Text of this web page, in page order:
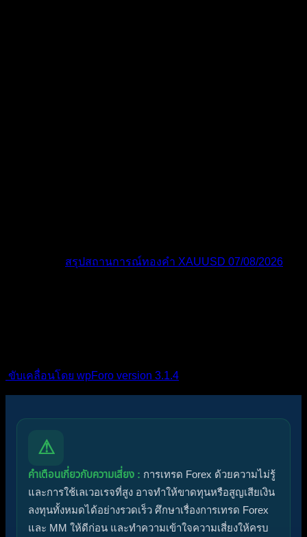
สรุปสถานการณ์ทองคำ XAUUSD 07/08/2026
ขับเคลื่อนโดย wpForo version 3.1.4
⚠
คำเตือนเกี่ยวกับความเสี่ยง : การเทรด Forex ด้วยความไม่รู้
และการใช้เลเวอเรจที่สูง อาจทำให้ขาดทุนหรือสูญเสียเงิน
ลงทุนทั้งหมดได้อย่างรวดเร็ว ศึกษาเรื่องการเทรด Forex
และ MM ให้ดีก่อน และทำความเข้าใจความเสี่ยงให้ครบ